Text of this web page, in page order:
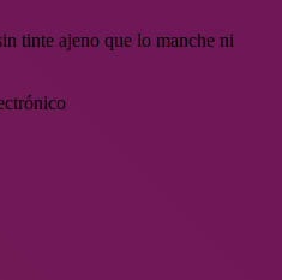
tinte ajeno que lo manche ni